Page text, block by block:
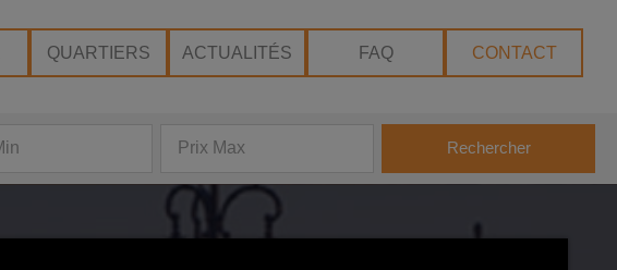
QUARTIERS ACTUALITÉS FAQ CONTACT
Rechercher